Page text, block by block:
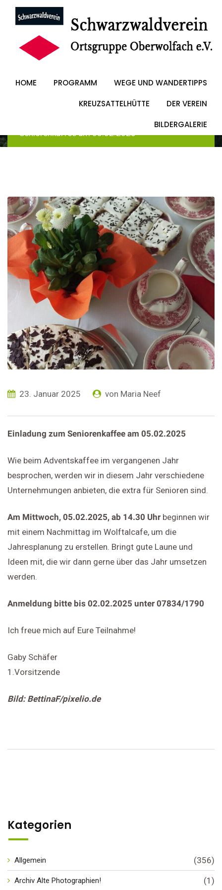
HOME PROGRAMM
WEGE UND WANDERTIPPS
KREUZSATTELHÜTTE
DER VEREIN
BILDERGALERIE
Seniorenkaffee am
05.02.2025
Blog-Allgemein
-Seniorenkaffee am 05.02.2025
23. Januar 2025 von Maria Neef
Einladung zum Seniorenkaffee am 05.02.2025
Wie beim Adventskaffee im vergangenen Jahr
besprochen, werden wir in diesem Jahr verschiedene
Unternehmungen anbieten, die extra für Senioren sind.
Am Mittwoch, 05.02.2025, ab 14.30 Uhr beginnen wir
mit einem Nachmittag im Wolftalcafe, um die
Jahresplanung zu erstellen. Bringt gute Laune und
Ideen mit, die wir dann gerne über das Jahr umsetzen
werden.
Anmeldung bitte bis 02.02.2025 unter 07834/1790
Ich freue mich auf Eure Teilnahme!
Gaby Schäfer
1.Vorsitzende
Bild: BettinaF/pixelio.de
Kategorien
Allgemein (356)
Archiv Alte Photographien! (1)